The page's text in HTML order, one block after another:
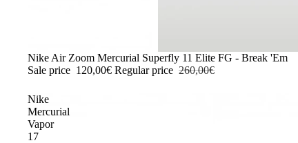
-54%
Nike Air Zoom Mercurial Superfly 11 Elite FG - Break 'Em
Sale price 120,00€ Regular price 260,00€
Nike
Mercurial
Vapor
17